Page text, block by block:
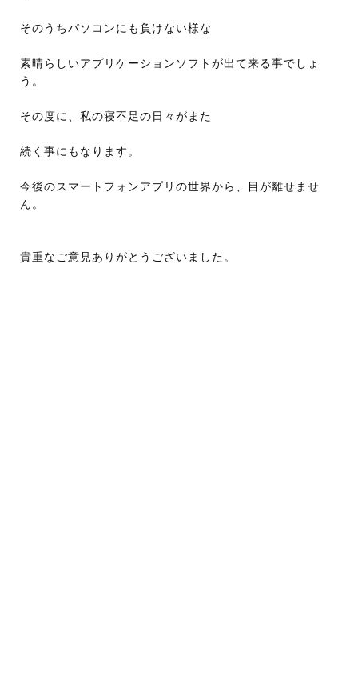
そのうちパソコンにも負けない様な
素晴らしいアプリケーションソフトが出て来る事でしょ
う。
その度に、私の寝不足の日々がまた
続く事にもなります。
今後のスマートフォンアプリの世界から、目が離せませ
ん。
貴重なご意見ありがとうございました。